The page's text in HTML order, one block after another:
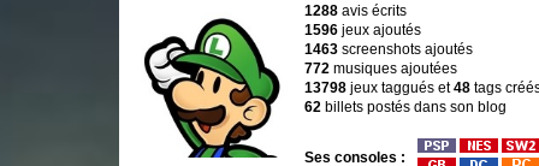
1288 avis écrits
1596 jeux ajoutés
1463 screenshots ajoutés
772 musiques ajoutées
13798 jeux taggués et48 tags
62 billets postés dans son blog
Ses consoles :